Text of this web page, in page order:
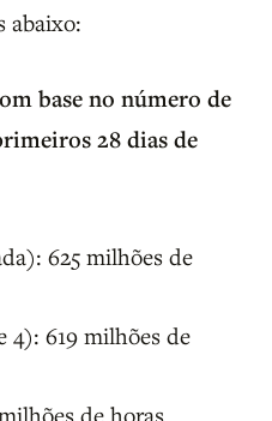
abaixo:
base no número de
28 dias de
625 milhões de
4): 619 milhões de
de horas